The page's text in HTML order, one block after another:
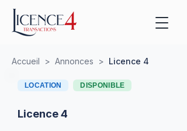
Accueil > Annonces > Licence 4
LOCATION DISPONIBLE
Licence 4